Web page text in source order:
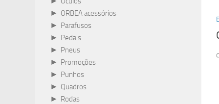
► ORBEA acessórios
► Parafusos
► Pedais
► Pneus
► Promoções
► Punhos
► Quadros
► Rodas